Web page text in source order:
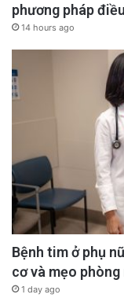
phương pháp
14 hours ago
Bệnh tim ở phụ
cơ và mẹo
1 day ago